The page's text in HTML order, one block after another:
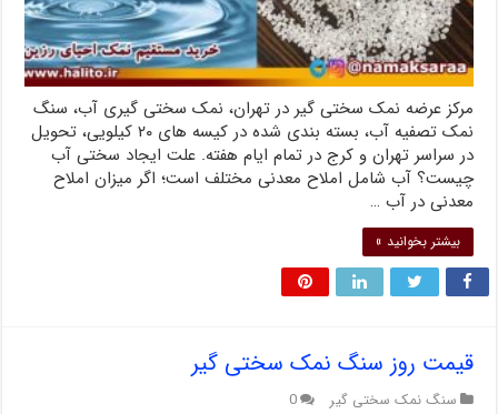
مرکز عرضه نمک سختی گیر در تهران، نمک سختی گیری آب، سنگ
نمک تصفیه آب، بسته بندی شده در کیسه های ۲۰ کیلویی، تحویل
در سراسر تهران و کرج در تمام ایام هفته. علت ایجاد سختی آب
چیست؟ آب شامل املاح معدنی مختلف است؛ اگر میزان املاح
معدنی در آب …
بیشتر بخوانید »
قیمت روز سنگ نمک سختی گیر
سنگ نمک سختی گیر 0